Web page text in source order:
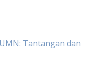
Tantangan dan